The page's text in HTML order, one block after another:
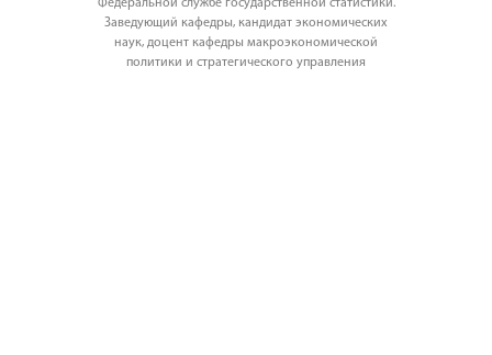
Федеральной службе государственной статистики.
Заведующий кафедры, кандидат экономических
наук, доцент кафедры макроэкономической
политики и стратегического управления